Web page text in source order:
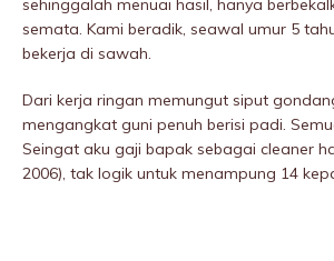
sehinggalah menuai hasil, hanya
semata. Kami beradik, seawal umur 5
bekerja di sawah.
Dari kerja ringan memungut siput
mengangkat guni penuh berisi padi.
Seingat aku gaji bapak sebagai cleaner
2006), tak logik untuk menampung 14